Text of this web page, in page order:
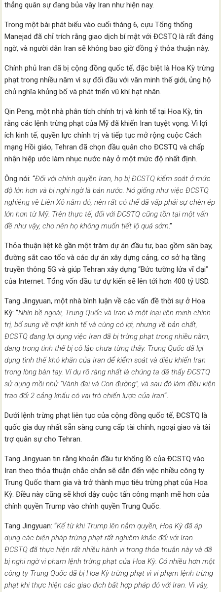
thẳng quân sự đang bủa vây Iran như hiện nay.
Trong một bài phát biểu vào cuối tháng 6, cựu Tổng thống
Manejad đã chỉ trích rằng giao dịch bí mật với ĐCSTQ là rất đáng
ngờ, và người dân Iran sẽ không bao giờ đồng ý thỏa thuận này.
Chính phủ Iran đã bị cộng đồng quốc tế, đặc biệt là Hoa Kỳ trừng
phạt trong nhiều năm vì sự đối đầu với văn minh thế giới, ủng hộ
chủ nghĩa khủng bố và phát triển vũ khí hạt nhân.
Qin Peng, một nhà phân tích chính trị và kinh tế tại Hoa Kỳ, tin
rằng các lệnh trừng phạt của Mỹ đã khiến Iran tuyệt vọng. Vì lợi
ích kinh tế, quyền lực chính trị và tiếp tục mở rộng cuộc Cách
mạng Hồi giáo, Tehran đã chọn đầu quân cho ĐCSTQ và chấp
nhận hiệp ước làm nhục nước này ở một mức độ nhất định.
Ông nói: “Đối với chính quyền Iran, họ bị ĐCSTQ kiểm soát ở mức
độ lớn hơn và bị nghi ngờ là bán nước. Nó giống như việc ĐCSTQ
nghiêng về Liên Xô năm đó, nên rất có thể đã vấp phải sự chèn ép
lớn hơn từ Mỹ. Trên thực tế, đối với ĐCSTQ cũng tồn tại một vấn
đề như vậy, cho nên họ không muốn tiết lộ quá sớm.”
Thỏa thuận liệt kê gần một trăm dự án đầu tư, bao gồm sân bay,
đường sắt cao tốc và các dự án xây dựng cảng, cơ sở hạ tầng
truyền thông 5G và giúp Tehran xây dựng “Bức tường lửa vĩ đại”
của Internet. Tổng vốn đầu tư dự kiến sẽ lên tới hơn 400 tỷ USD.
Tang Jingyuan, một nhà bình luận về các vấn đề thời sự ở Hoa
Kỳ: “Nhìn bề ngoài, Trung Quốc và Iran là một loại liên minh chính
trị, bổ sung về mặt kinh tế và cùng có lợi, nhưng về bản chất,
ĐCSTQ đang lợi dụng việc Iran đã bị trừng phạt trong nhiều năm,
đang trong tình thế bị cô lập chưa từng thấy. Trung Quốc đã lợi
dụng tình thế khó khăn của Iran để kiểm soát và điều khiển Iran
trong lòng bàn tay. Ví dụ rõ ràng nhất là chúng ta đã thấy ĐCSTQ
sử dụng mồi nhử “Vành đai và Con đường”, và sau đó làm điều kiện
trao đổi 2 cảng khẩu có vai trò chiến lược của Iran“.
Dưới lệnh trừng phạt liên tục của cộng đồng quốc tế, ĐCSTQ là
quốc gia duy nhất sẵn sàng cung cấp tài chính, ngoại giao và tài
trợ quân sự cho Tehran.
Tang Jingyuan tin rằng khoản đầu tư khổng lồ của ĐCSTQ vào
Iran theo thỏa thuận chắc chắn sẽ dẫn đến việc nhiều công ty
Trung Quốc tham gia và trở thành mục tiêu trừng phạt của Hoa
Kỳ. Điều này cũng sẽ khơi dậy cuộc tấn công mạnh mẽ hơn của
chính quyền Trump vào chính quyền Trung Quốc.
Tang Jingyuan: “Kể từ khi Trump lên nắm quyền, Hoa Kỳ đã áp
dụng các biện pháp trừng phạt rất nghiêm khắc đối với Iran.
ĐCSTQ đã thực hiện rất nhiều hành vi trong thỏa thuận này và đã
bị nghi ngờ vi phạm lệnh trừng phạt của Hoa Kỳ. Có nhiều hơn một
công ty Trung Quốc đã bị Hoa Kỳ trừng phạt vì vi phạm lệnh trừng
phạt khi thực hiện các giao dịch bất hợp pháp đó với Iran. Vì vậy,